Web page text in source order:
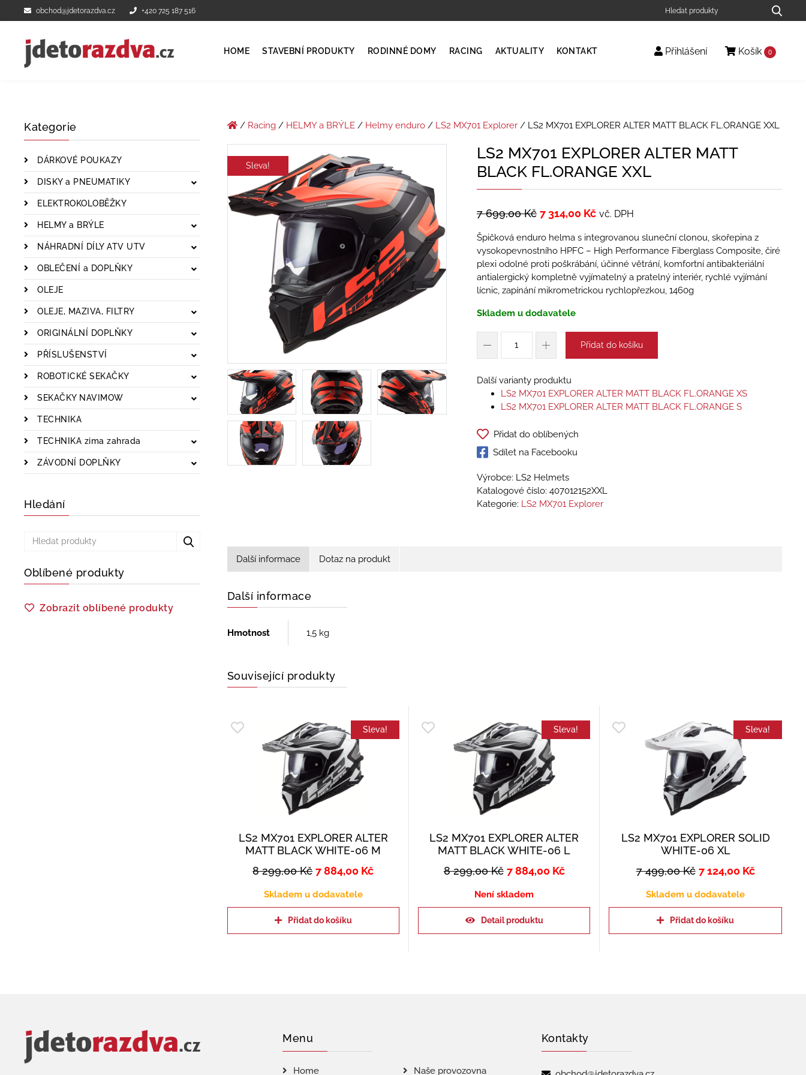
obchod@jdetorazdva.cz +420 725 187 516
HOME STAVEBNÍ PRODUKTY RODINNÉ DOMY RACING AKTUALITY KONTAKT Přihlášení Košík 0
Kategorie
DÁRKOVÉ POUKAZY
DISKY a PNEUMATIKY
ELEKTROKOLOBĚŽKY
HELMY a BRÝLE
NÁHRADNÍ DÍLY ATV UTV
OBLEČENÍ a DOPLŇKY
OLEJE
OLEJE, MAZIVA, FILTRY
ORIGINÁLNÍ DOPLŇKY
PŘÍSLUŠENSTVÍ
ROBOTICKÉ SEKAČKY
SEKAČKY NAVIMOW
TECHNIKA
TECHNIKA zima zahrada
ZÁVODNÍ DOPLŇKY
Hledání
Oblíbené produkty
Zobrazit oblíbené produkty
/ Racing/ HELMY a BRÝLE/ Helmy enduro/ LS2 MX701 Explorer/ LS2 MX701 EXPLORER ALTER MATT BLACK FL.ORANGE XXL
Sleva!
LS2 MX701 EXPLORER ALTER MATT
BLACK FL.ORANGE XXL
7 699,00Kč 7 314,00 Kč vč. DPH
Špičková enduro helma s integrovanou sluneční clonou, skořepina z
vysokopevnostního HPFC – High Performance Fiberglass Composite, čiré
plexi odolné proti poškrábání, účinné větrání, komfortní antibakteriální
antialergický kompletně vyjímatelný a pratelný interiér, rychlé vyjímání
lícnic, zapínání mikrometrickou rychlopřezkou, 1460g
Skladem u dodavatele
Přidat do košíku
Další varianty produktu
LS2 MX701 EXPLORER ALTER MATT BLACK FL.ORANGE XS
LS2 MX701 EXPLORER ALTER MATT BLACK FL.ORANGE S
Přidat do oblíbených
Sdílet na Facebooku
Výrobce: LS2 Helmets
Katalogové číslo: 407012152XXL
Kategorie: LS2 MX701 Explorer
Další informace Dotaz na produkt
Další informace
Hmotnost 1,5 kg
Související produkty
Sleva!
LS2 MX701 EXPLORER ALTER
MATT BLACK WHITE-06 M
8 299,00Kč 7 884,00 Kč
Skladem u dodavatele
Přidat do košíku
Sleva!
LS2 MX701 EXPLORER ALTER
MATT BLACK WHITE-06 L
8 299,00Kč 7 884,00 Kč
Není skladem
Detail produktu
Sleva!
LS2 MX701 EXPLORER SOLID
WHITE-06 XL
7 499,00Kč 7 124,00 Kč
Skladem u dodavatele
Přidat do košíku
Menu
Home Naše provozovna
Kontakty